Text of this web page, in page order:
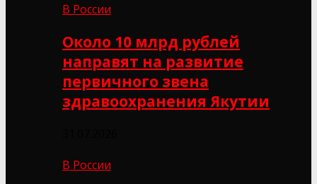
В России
Около 10 млрд рублей
направят на развитие
первичного звена
здравоохранения Якутии
В России